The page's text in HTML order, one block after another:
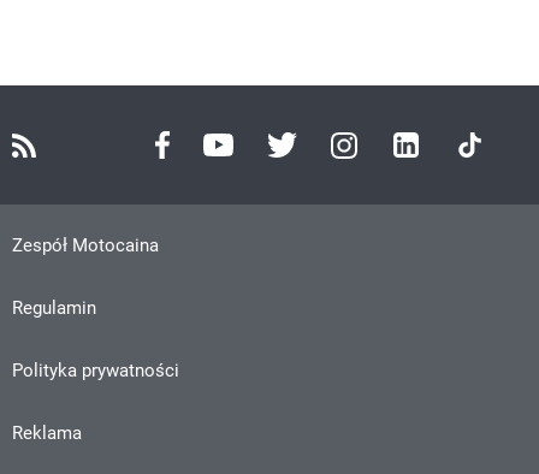
Zespół Motocaina
Regulamin
Polityka prywatności
Reklama